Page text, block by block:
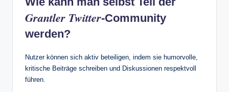
Grantler Twitter‑Community
werden?
Nutzer können sich aktiv beteiligen, indem sie humorvolle,
kritische Beiträge schreiben und Diskussionen respektvoll
führen.